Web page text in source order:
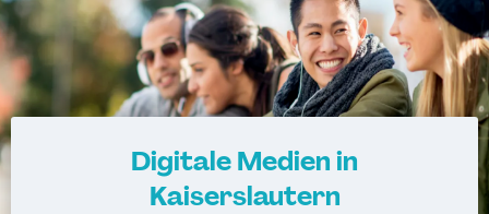
Digitale Medien in
Kaiserslautern